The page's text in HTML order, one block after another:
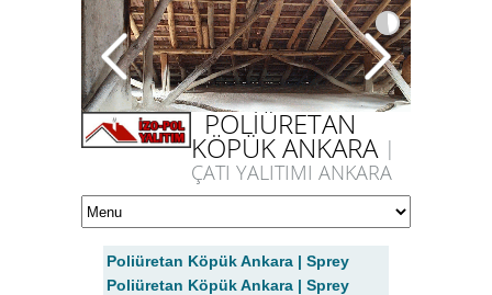
POLİÜRETAN
KÖPÜK ANKARA |
ÇATI YALITIMI ANKARA
Poliüretan Köpük Ankara | Sprey
Poliüretan Köpük Ankara | Sprey